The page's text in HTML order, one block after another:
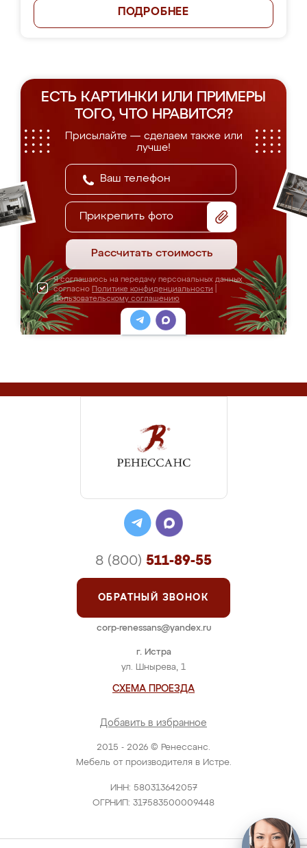
ПОДРОБНЕЕ
ЕСТЬ КАРТИНКИ ИЛИ ПРИМЕРЫ
ТОГО, ЧТО НРАВИТСЯ?
Присылайте — сделаем также или
лучше!
Прикрепить фото
Рассчитать стоимость
Я соглашаюсь на передачу персональных данных
согласно Политике конфиденциальности
Пользовательскому соглашению
2015 - 2026 © Ренессанс.
Мебель от производителя в Истре.
ИНН: 580313642057
ОГРНИП: 317583500009448
г. Истра
ул. Шнырева, 1
СХЕМА ПРОЕЗДА
Добавить в избранное
8 (800) 511-89-55
ОБРАТНЫЙ ЗВОНОК
corp-renessans@yandex.ru